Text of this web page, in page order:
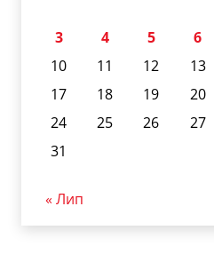
3
4 5 6
10
11 12 13
17
18 19 20
24
25 26 27
31
« Лип